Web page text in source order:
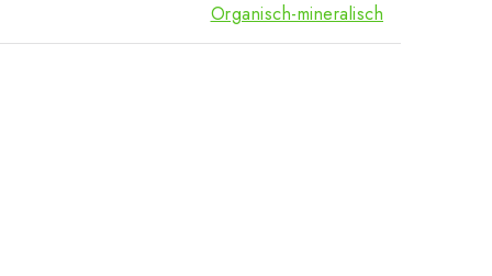
Organisch-mineralisch